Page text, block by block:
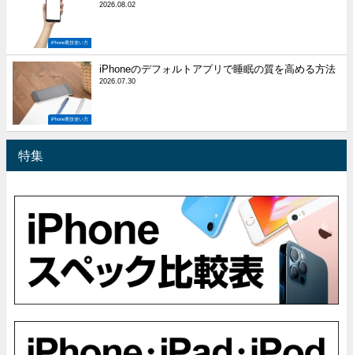
iPhone裏技使い方
2026.08.02
iPhone裏技使い方
iPhoneのデフォルトアプリで睡眠の質を高める方法
2026.07.30
特集